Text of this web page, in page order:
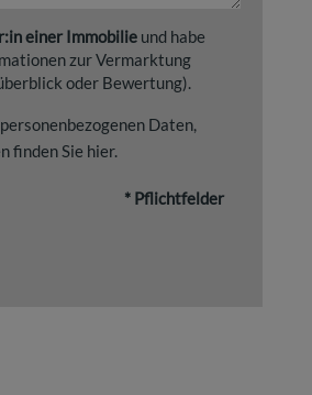
einer Immobilie und habe
zur Vermarktung
oder Bewertung).
Daten,
finden Sie hier.
* Pflichtfelder